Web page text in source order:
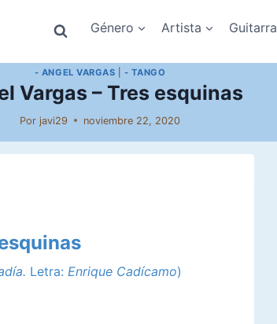
Género Artista Guitarra
- ANGEL VARGAS |- TANGO
Vargas – Tres esquinas
Por javi29 noviembre 22, 2020
Letra: Enrique Cadícamo)